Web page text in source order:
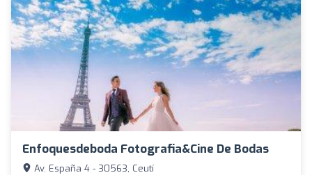
Enfoquesdeboda Fotografia&Cine De Bodas
Av. España 4 - 30563, Ceutí